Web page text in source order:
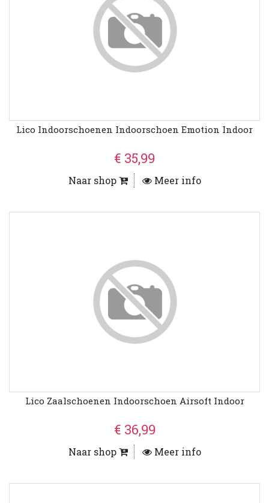
Lico Indoorschoenen Indoorschoen Emotion Indoor
€ 35,99
Naar shop Meer info
Lico Zaalschoenen Indoorschoen Airsoft Indoor
€ 36,99
Naar shop Meer info